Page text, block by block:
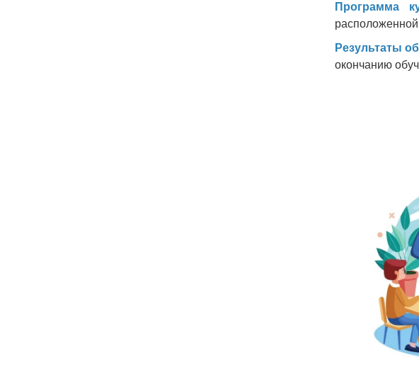
Программа
Результаты
окончанию